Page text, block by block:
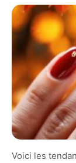
Voici les